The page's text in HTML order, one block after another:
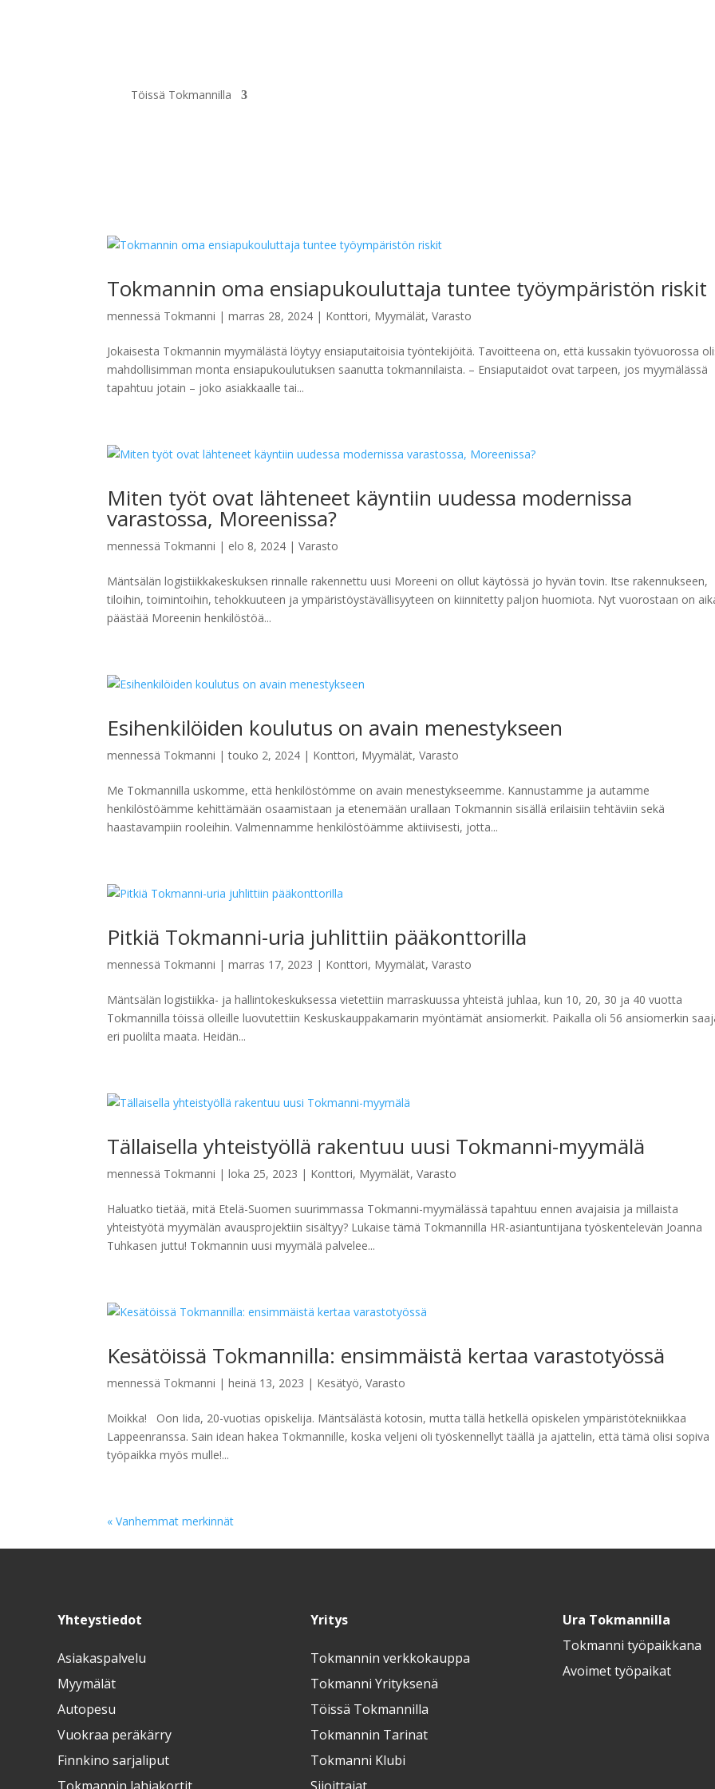
Töissä Tokmannilla
Tokmannin oma ensiapukouluttaja tuntee työympäristön riskit
mennessä Tokmanni |marras 28, 2024 | Konttori, Myymälät,Varasto
Jokaisesta Tokmannin myymälästä löytyy ensiaputaitoisia työntekijöitä. Tavoitteena on, että kussakin työvuorossa
mahdollisimman monta ensiapukoulutuksen saanutta tokmannilaista. – Ensiaputaidot ovat tarpeen, jos myymälässä
tapahtuu jotain – joko asiakkaalle tai...
Miten työt ovat lähteneet käyntiin uudessa modernissa
varastossa, Moreenissa?
mennessä Tokmanni | elo 8, 2024 |Varasto
Mäntsälän logistiikkakeskuksen rinnalle rakennettu uusi Moreeni on ollut käytössä jo hyvän tovin. Itse rakennukseen,
tiloihin, toimintoihin, tehokkuuteen ja ympäristöystävällisyyteen on kiinnitetty paljon huomiota. Nyt vuorostaan on
päästää Moreenin henkilöstöä...
Esihenkilöiden koulutus on avain menestykseen
mennessä Tokmanni |touko 2, 2024 | Konttori, Myymälät,Varasto
Me Tokmannilla uskomme, että henkilöstömme on avain menestykseemme. Kannustamme ja autamme
henkilöstöämme kehittämään osaamistaan ja etenemään urallaan Tokmannin sisällä erilaisiin tehtäviin sekä
haastavampiin rooleihin. Valmennamme henkilöstöämme aktiivisesti, jotta...
Pitkiä Tokmanni-uria juhlittiin pääkonttorilla
mennessä Tokmanni |marras 17, 2023 | Konttori, Myymälät,Varasto
Mäntsälän logistiikka- ja hallintokeskuksessa vietettiin marraskuussa yhteistä juhlaa, kun 10, 20, 30 ja 40 vuotta
Tokmannilla töissä olleille luovutettiin Keskuskauppakamarin myöntämät ansiomerkit. Paikalla oli 56 ansiomerkin
eri puolilta maata. Heidän...
Tällaisella yhteistyöllä rakentuu uusi Tokmanni-myymälä
mennessä Tokmanni |loka 25, 2023 | Konttori, Myymälät,Varasto
Haluatko tietää, mitä Etelä-Suomen suurimmassa Tokmanni-myymälässä tapahtuu ennen avajaisia ja millaista
yhteistyötä myymälän avausprojektiin sisältyy? Lukaise tämä Tokmannilla HR-asiantuntijana työskentelevän Joanna
Tuhkasen juttu! Tokmannin uusi myymälä palvelee...
Kesätöissä Tokmannilla: ensimmäistä kertaa varastotyössä
mennessä Tokmanni |heinä 13, 2023 | Kesätyö,Varasto
Moikka! Oon Iida, 20-vuotias opiskelija. Mäntsälästä kotosin, mutta tällä hetkellä opiskelen ympäristötekniikkaa
Lappeenranssa. Sain idean hakea Tokmannille, koska veljeni oli työskennellyt täällä ja ajattelin, että tämä olisi sopiva
työpaikka myös mulle!...
« Vanhemmat merkinnät
Yhteystiedot
Asiakaspalvelu
Myymälät
Autopesu
Vuokraa peräkärry
Finnkino sarjaliput
Yritys
Tokmannin verkkokauppa
Tokmanni Yrityksenä
Töissä Tokmannilla
Tokmannin Tarinat
Tokmanni Klubi
Ura Tokmannilla
Tokmanni työpaikkana
Avoimet työpaikat